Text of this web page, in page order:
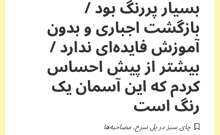
بسیار پررنگ بود /
بازگشت اجباری و بدون
آموزش فایده‌ای ندارد /
بیشتر از پیش احساس
کردم که این آسمان یک
رنگ است
چای سبز در پل سرخ,مصاحبه‌ها